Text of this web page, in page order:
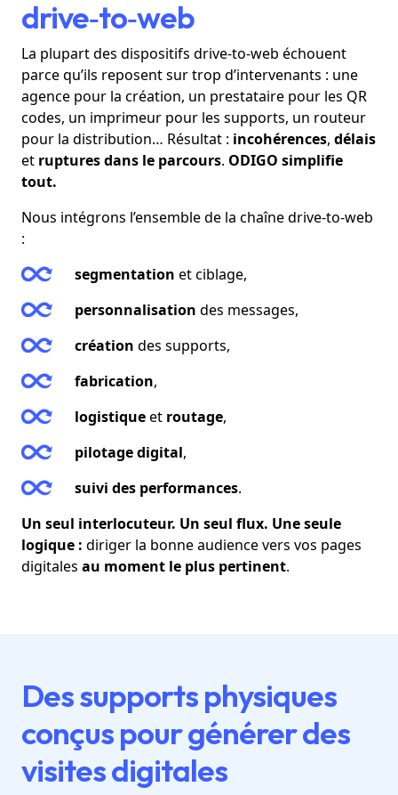
drive‑to‑web
La plupart des dispositifs drive-to-web échouent
parce qu’ils reposent sur trop d’intervenants : une
agence pour la création, un prestataire pour les QR
codes, un imprimeur pour les supports, un routeur
pour la distribution… Résultat : incohérences, délais
et ruptures dans le parcours. ODIGO simplifie
tout.
Nous intégrons l’ensemble de la chaîne drive-to-web
:
segmentation et ciblage,
personnalisation des messages,
création des supports,
fabrication,
logistiqueet routage,
pilotage digital,
suivi des performances.
Un seul interlocuteur. Un seul flux. Une seule
logique : diriger la bonne audience vers vos pages
digitales au moment le plus pertinent.
Des supports physiques
conçus pour générer des
visites digitales